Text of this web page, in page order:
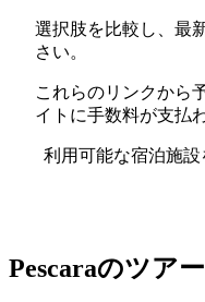
選択肢を比較し、最
さい。
これらのリンクから
イトに手数料が支払
利用可能な宿泊施設
Pescaraのツア